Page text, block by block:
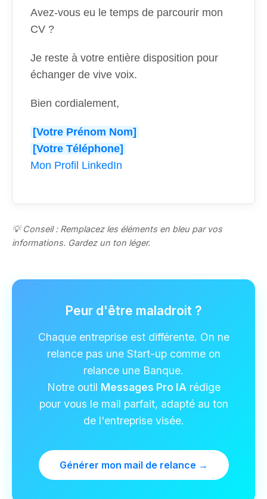
Avez-vous eu le temps de parcourir mon
CV ?
Je reste à votre entière disposition pour
échanger de vive voix.
Bien cordialement,
[Votre Prénom Nom]
[Votre Téléphone]
Mon Profil LinkedIn
💡 Conseil : Remplacez les éléments en bleu par vos
informations. Gardez un ton léger.
Peur d'être maladroit ?
Chaque entreprise est différente. On ne
relance pas une Start-up comme on
relance une Banque.
Notre outil Messages Pro IA rédige
pour vous le mail parfait, adapté au ton
de l'entreprise visée.
Générer mon mail de relance →